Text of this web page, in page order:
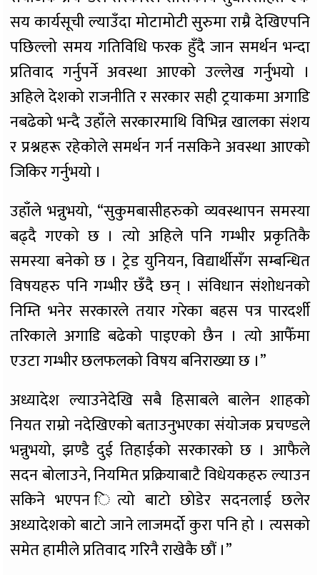
सय कार्यसूची ल्याउँदा मोटामोटी सुरुमा राम्रै देखिएपनि
पछिल्लो समय गतिविधि फरक हुँदै जान समर्थन भन्दा
प्रतिवाद गर्नुपर्ने अवस्था आएको उल्लेख गर्नुभयो ।
अहिले देशको राजनीति र सरकार सही ट्रयाकमा अगाडि
नबढेको भन्दै उहाँले सरकारमाथि विभिन्न खालका संशय
र प्रश्नहरू रहेकोले समर्थन गर्न नसकिने अवस्था आएको
जिकिर गर्नुभयो ।
उहाँले भन्नुभयो, “सुकुमबासीहरुको व्यवस्थापन समस्या
बढ्दै गएको छ । त्यो अहिले पनि गम्भीर प्रकृतिकै
समस्या बनेको छ । ट्रेड युनियन, विद्यार्थीसँग सम्बन्धित
विषयहरु पनि गम्भीर छँदै छन् । संविधान संशोधनको
निम्ति भनेर सरकारले तयार गरेका बहस पत्र पारदर्शी
तरिकाले अगाडि बढेको पाइएको छैन । त्यो आफैँमा
एउटा गम्भीर छलफलको विषय बनिराख्या छ ।”
अध्यादेश ल्याउनेदेखि सबै हिसाबले बालेन शाहको
नियत राम्रो नदेखिएको बताउनुभएका संयोजक प्रचण्डले
भन्नुभयो, झण्डै दुई तिहाईको सरकारको छ । आफैले
सदन बोलाउने, नियमित प्रक्रियाबाटै विधेयकहरु ल्याउन
सकिने भएपन ित्यो बाटो छोडेर सदनलाई छलेर
अध्यादेशको बाटो जाने लाजमर्दो कुरा पनि हो । त्यसको
समेत हामीले प्रतिवाद गरिनै राखेकै छौं ।”